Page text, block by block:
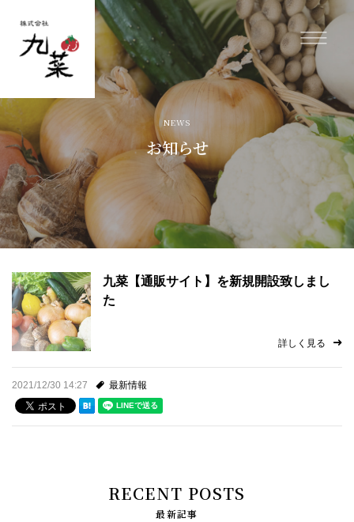
ホーム
九菜の強み
オーダー加工について
ご注文方法・対応エリア
新鮮なカット野菜のインターネット通販（オンライン決済）
プライバシーポリシー
NEWS
お知らせ
九菜【通販サイト】を新規開設致しまし
た
詳しく見る
2021/12/30 14:27 最新情報
RECENT POSTS
最新記事